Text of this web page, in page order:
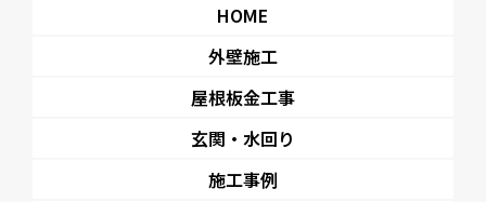
HOME
外壁施工
屋根板金工事
玄関・水回り
施工事例